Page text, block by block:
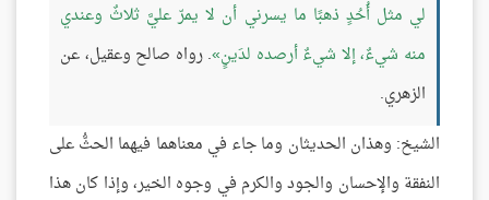
لي مثل أُحُدٍ ذهبًا ما يسرني أن لا يمرّ عليَّ ثلاثٌ وعندي
منه شيءٌ، إلا شيءٌ أرصده لدَينٍ . رواه صالح وعقيل، عن
الزهري.
الشيخ: وهذان الحديثان وما جاء في معناهما فيهما الحثُّ على
النفقة والإحسان والجود والكرم في وجوه الخير، وإذا كان هذا